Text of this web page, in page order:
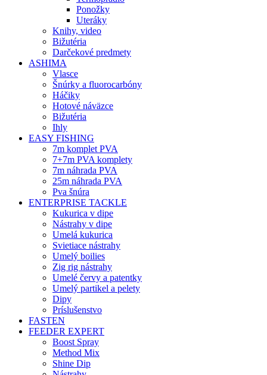
Ponožky
Uteráky
Knihy, video
Bižutéria
Darčekové predmety
ASHIMA
Vlasce
Šnúrky a fluorocarbóny
Háčiky
Hotové náväzce
Bižutéria
Ihly
EASY FISHING
7m komplet PVA
7+7m PVA komplety
7m náhrada PVA
25m náhrada PVA
Pva šnúra
ENTERPRISE TACKLE
Kukurica v dipe
Nástrahy v dipe
Umelá kukurica
Svietiace nástrahy
Umelý boilies
Zig rig nástrahy
Umelé červy a patentky
Umelý partikel a pelety
Dipy
Príslušenstvo
FASTEN
FEEDER EXPERT
Boost Spray
Method Mix
Shine Dip